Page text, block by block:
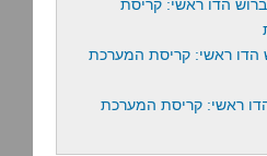
הדו ראשי: קריסת
הדו ראשי: קריסת המערכת
ראשי: קריסת המערכת